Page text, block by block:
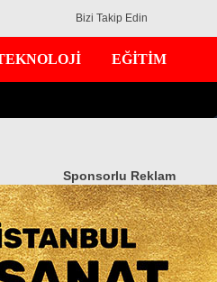
Bizi Takip Edin
EĞİTİM
Sponsorlu Reklam